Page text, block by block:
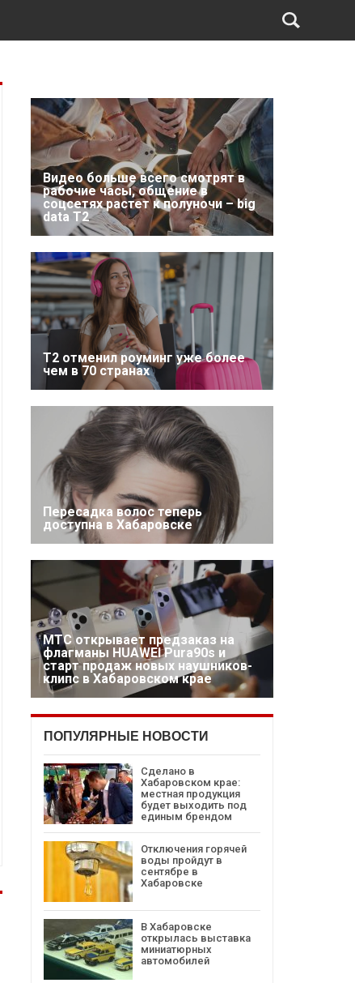
Видео больше всего смотрят в
рабочие часы, общение в
соцсетях растет к полуночи – big
data T2
Т2 отменил роуминг уже более
чем в 70 странах
Пересадка волос теперь
доступна в Хабаровске
МТС открывает предзаказ на
флагманы HUAWEI Pura90s и
старт продаж новых наушников-
клипс в Хабаровском крае
ПОПУЛЯРНЫЕ НОВОСТИ
Сделано в
Хабаровском крае:
местная продукция
будет выходить под
единым брендом
Отключения горячей
воды пройдут в
сентябре в
Хабаровске
В Хабаровске
открылась выставка
миниатюрных
автомобилей